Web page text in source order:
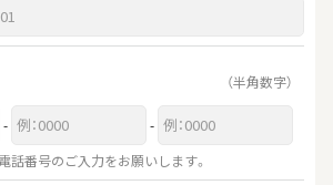
（半角数字）
-
-
番号のご入力をお願いします。